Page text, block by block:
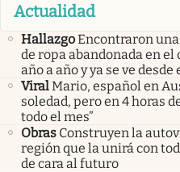
Actualidad
HallazgoEncontraron
de ropa abandonada en el
año a año y ya se ve desde
ViralMario, español en
soledad, pero en 4 horas
todo el mes”
Obras Construyen la
región que la unirá con
de cara al futuro